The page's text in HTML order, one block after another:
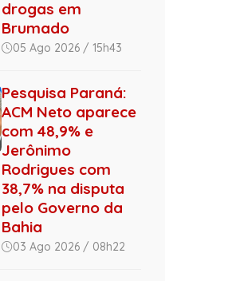
drogas em
Brumado
05 Ago 2026 / 15h43
Pesquisa Paraná:
ACM Neto aparece
com 48,9% e
Jerônimo
Rodrigues com
38,7% na disputa
pelo Governo da
Bahia
03 Ago 2026 / 08h22